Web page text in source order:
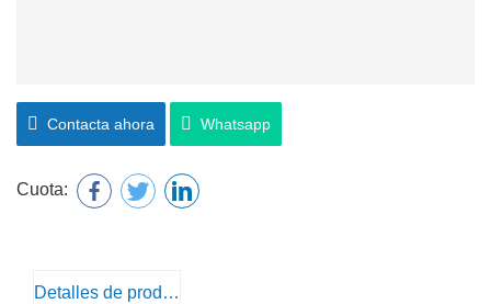
Contacta ahora Whatsapp
Cuota:
Detalles de producto